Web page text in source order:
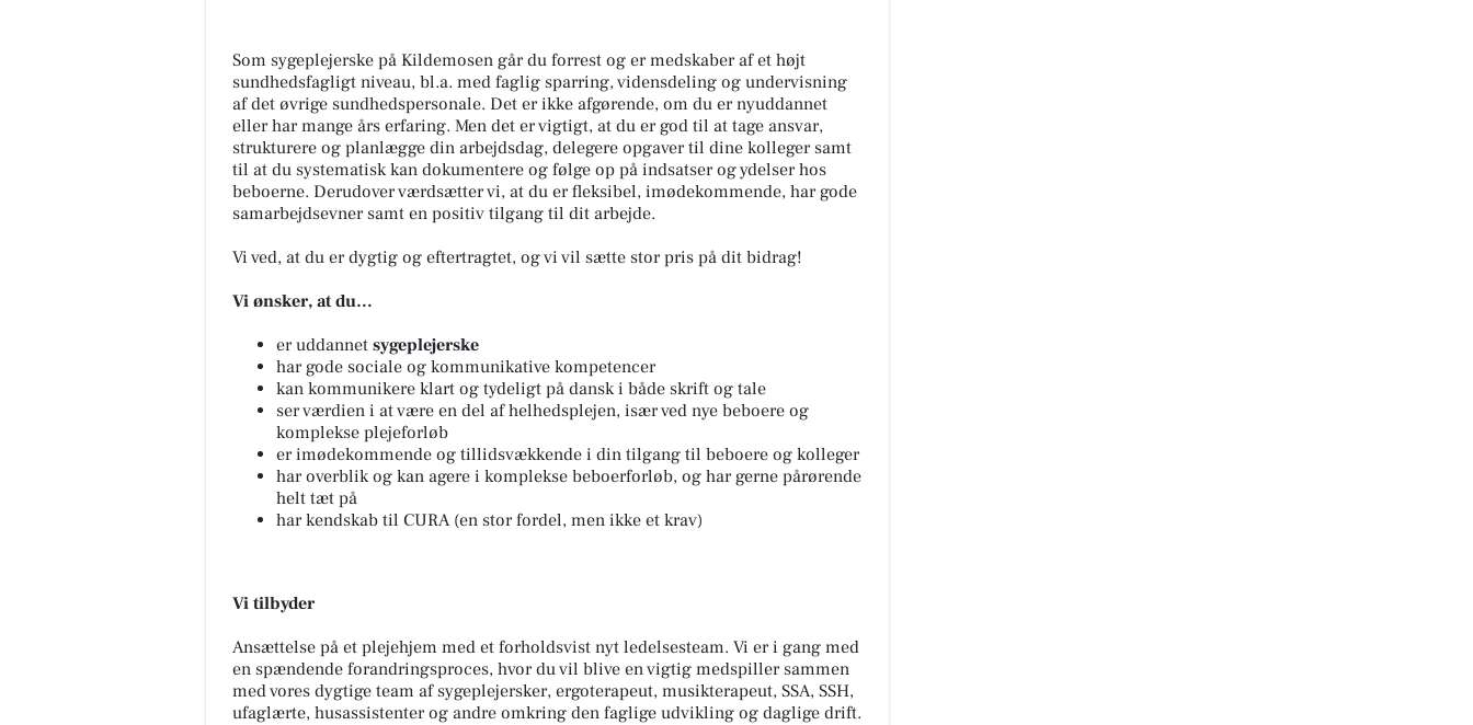
Som sygeplejerske på Kildemosen går du forrest og er medskaber af et højt
sundhedsfagligt niveau, bl.a. med faglig sparring, vidensdeling og undervisning
af det øvrige sundhedspersonale. Det er ikke afgørende, om du er nyuddannet
eller har mange års erfaring. Men det er vigtigt, at du er god til at tage ansvar,
strukturere og planlægge din arbejdsdag, delegere opgaver til dine kolleger samt
til at du systematisk kan dokumentere og følge op på indsatser og ydelser hos
beboerne. Derudover værdsætter vi, at du er fleksibel, imødekommende, har gode
samarbejdsevner samt en positiv tilgang til dit arbejde.
Vi ved, at du er dygtig og eftertragtet, og vi vil sætte stor pris på dit bidrag!
Vi ønsker, at du…
er uddannet sygeplejerske
har gode sociale og kommunikative kompetencer
kan kommunikere klart og tydeligt på dansk i både skrift og tale
ser værdien i at være en del af helhedsplejen, især ved nye beboere og
komplekse plejeforløb
er imødekommende og tillidsvækkende i din tilgang til beboere og kolleger
har overblik og kan agere i komplekse beboerforløb, og har gerne pårørende
helt tæt på
har kendskab til CURA (en stor fordel, men ikke et krav)
Vi tilbyder
Ansættelse på et plejehjem med et forholdsvist nyt ledelsesteam. Vi er i gang med
en spændende forandringsproces, hvor du vil blive en vigtig medspiller sammen
med vores dygtige team af sygeplejersker, ergoterapeut, musikterapeut, SSA, SSH,
ufaglærte, husassistenter og andre omkring den faglige udvikling og daglige drift.